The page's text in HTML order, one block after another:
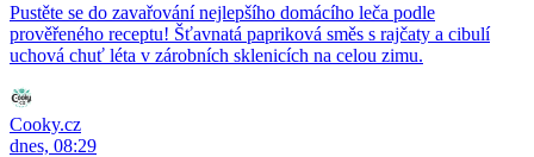
Pustěte se do zavařování nejlepšího domácího leča podle
prověřeného receptu! Šťavnatá papriková směs s rajčaty a cibulí
uchová chuť léta v zárobních sklenicích na celou zimu.
Cooky.cz
dnes, 08:29